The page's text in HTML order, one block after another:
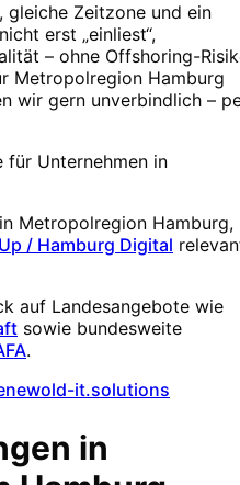
gleiche Zeitzone und ein
erst „einliest“,
– ohne Offshoring-
Metropolregion Hamburg
wir gern unverbindlich –
für Unternehmen in
Metropolregion Hamburg,
/ Hamburg Digital
auf Landesangebote wie
sowie bundesweite
.
it.solutions
in